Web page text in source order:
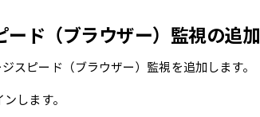
ド（ブラウザー）監視の追加
スピード（ブラウザー）監視を追加します。
します。